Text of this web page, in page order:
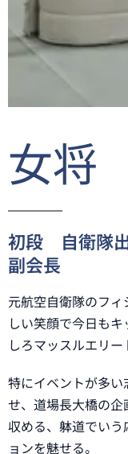
女将
初段 自衛隊
副会長
元航空自衛隊のフ
しい笑顔で今日も
しろマッスルエリー
特にイベントが多
せ、道場長大橋の企
収める、躰道でい
ョンを魅せる。